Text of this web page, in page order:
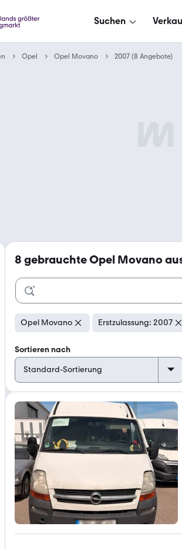
Suchen
Opel Opel Movano 2007 (8 Angebote)
8 gebrauchte Opel Movano
Opel Movano Erstzulassung: 2007
Sortieren nach